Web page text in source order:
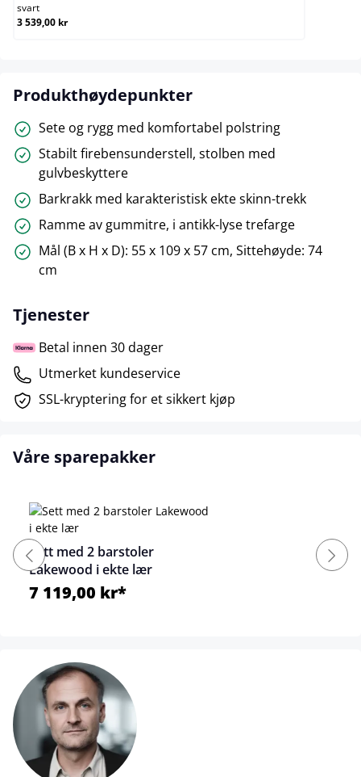
svart
3 539,00 kr
Produkthøydepunkter
Sete og rygg med komfortabel polstring
Stabilt firebensunderstell, stolben med
gulvbeskyttere
Barkrakk med karakteristisk ekte skinn-trekk
Ramme av gummitre, i antikk-lyse trefarge
Mål (B x H x D): 55 x 109 x 57 cm, Sittehøyde: 74
cm
Tjenester
Betal innen 30 dager
Utmerket kundeservice
SSL-kryptering for et sikkert kjøp
Våre sparepakker
Sett med 2 barstoler
Lakewood i ekte lær
7 119,00 kr*